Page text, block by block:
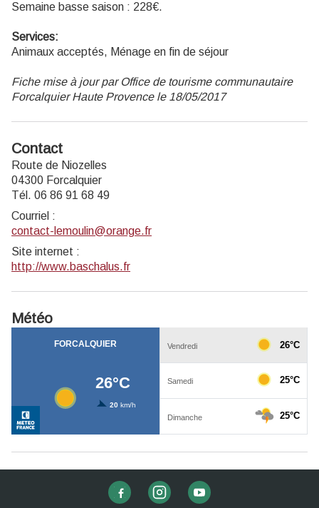
Semaine basse saison : 228€.
Services:
Animaux acceptés, Ménage en fin de séjour
Fiche mise à jour par Office de tourisme communautaire
Forcalquier Haute Provence le 18/05/2017
Contact
Route de Niozelles
04300 Forcalquier
Tél. 06 86 91 68 49
Courriel :
contact-lemoulin@orange.fr
Site internet :
http://www.baschalus.fr
Météo